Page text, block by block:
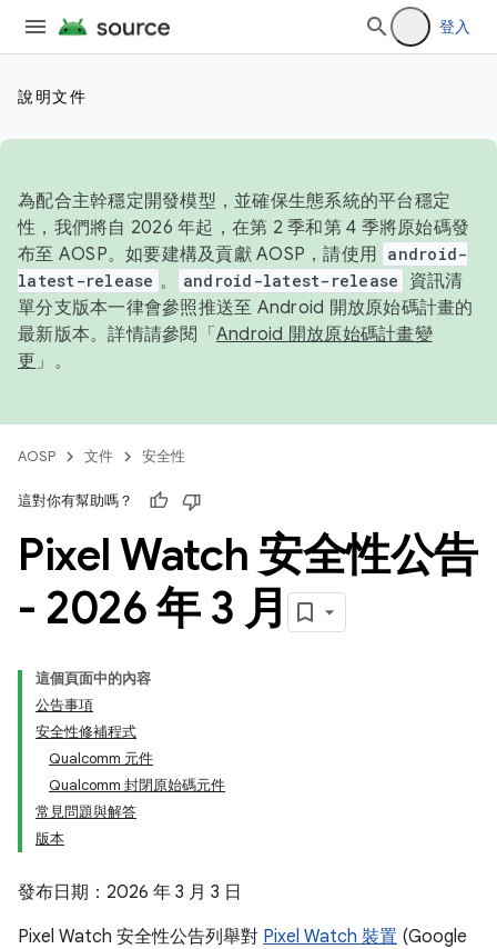
登入
說明文件
為配合主幹穩定開發模型，並確保生態系統的平台穩定
性，我們將自 2026 年起，在第 2 季和第 4 季將原始碼發
布至 AOSP。如要建構及貢獻 AOSP，請使用 android-
latest-release 。 android-latest-release
資訊清
單分支版本一律會參照推送至 Android 開放原始碼計畫的
最新版本。詳情請參閱「 Android 開放原始碼計畫變
更 」。
AOSP 文件 安全性
這對你有幫助嗎？
Pixel Watch 安全性公告
- 2026 年 3 月
這個頁面中的內容
公告事項
安全性修補程式
Qualcomm 元件
Qualcomm 封閉原始碼元件
常見問題與解答
版本
發布日期：2026 年 3 月 3 日
Pixel Watch 安全性公告列舉對 Pixel Watch 裝置 (Google